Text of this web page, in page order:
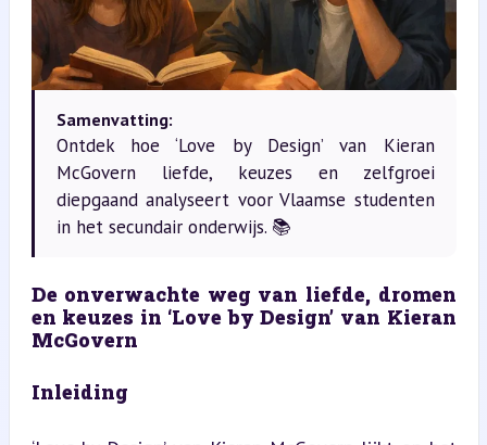
Samenvatting:
Ontdek hoe ‘Love by Design’ van Kieran
McGovern liefde, keuzes en zelfgroei
diepgaand analyseert voor Vlaamse studenten
in het secundair onderwijs. 📚
De onverwachte weg van liefde, dromen
en keuzes in ‘Love by Design’ van Kieran
McGovern
Inleiding